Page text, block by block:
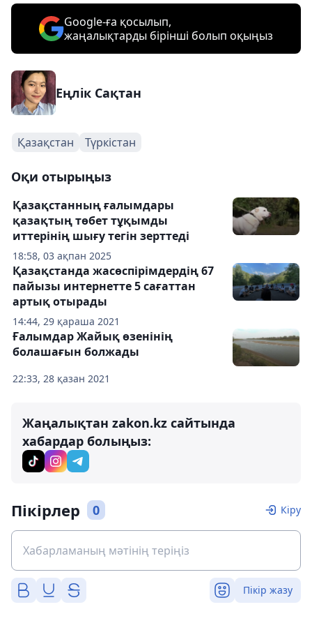
Google-ға қосылып,
жаңалықтарды бірінші болып оқыңыз
Еңлік Сақтан
Қазақстан Түркістан
Оқи отырыңыз
18:58, 03 ақпан 2025
Қазақстанның ғалымдары
қазақтың төбет тұқымды
иттерінің шығу тегін зерттеді
14:44, 29 қараша 2021
Қазақстанда жасөспірімдердің 67
пайызы интернетте 5 сағаттан
артық отырады
22:33, 28 қазан 2021
Ғалымдар Жайық өзенінің
болашағын болжады
Жаңалықтан zakon.kz сайтында
хабардар болыңыз:
Пікірлер 0 Кіру
Пікір жазу